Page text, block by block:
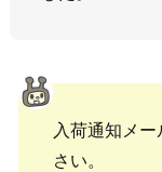
入荷通知メ
さい。